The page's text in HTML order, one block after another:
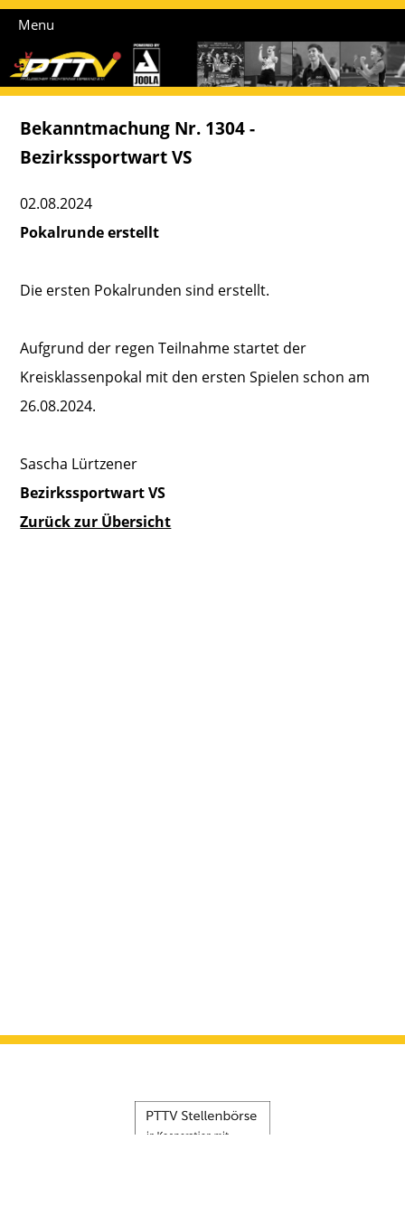
Menu
Bekanntmachung Nr. 1304 -
Bezirkssportwart VS
02.08.2024
Pokalrunde erstellt
Die ersten Pokalrunden sind erstellt.
Aufgrund der regen Teilnahme startet der
Kreisklassenpokal mit den ersten Spielen schon am
26.08.2024.
Sascha Lürtzener
Bezirkssportwart VS
Zurück zur Übersicht